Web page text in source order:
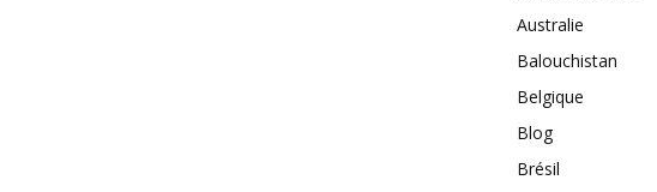
Australie
Balouchistan
Belgique
Blog
Brésil